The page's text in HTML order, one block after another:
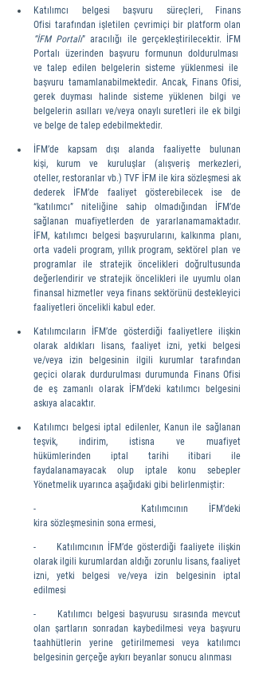
Katılımcı belgesi başvuru süreçleri, Finans
“İFM Portalı” aracılığı ile gerçekleştirilecektir. İFM
Portalı üzerinden başvuru formunun doldurulması
ve  talep  edilen  belgelerin  sisteme  yüklenmesi  ile
başvuru tamamlanabilmektedir. Ancak, Finans Ofisi,
gerek duyması halinde sisteme yüklenen bilgi ve
belgelerin asılları ve/veya onaylı suretleri ile ek bilgi
ve belge de talep edebilmektedir.
İFM’de kapsam dışı alanda faaliyette bulunan
kişi, kurum ve kuruluşlar (alışveriş merkezleri,
oteller, restoranlar vb.) TVF İFM ile kira sözleşmesi ak
dederek İFM’de faaliyet gösterebilecek ise de
“katılımcı” niteliğine sahip olmadığından İFM’de
sağlanan muafiyetlerden de yararlanamamaktadır.
İFM, katılımcı belgesi başvurularını, kalkınma planı,
orta vadeli program, yıllık program, sektörel plan ve
programlar ile stratejik öncelikleri doğrultusunda
değerlendirir ve stratejik öncelikleri ile uyumlu olan
finansal hizmetler veya finans sektörünü destekleyici
faaliyetleri öncelikli kabul eder.
Katılımcıların İFM’de gösterdiği faaliyetlere ilişkin
olarak aldıkları lisans, faaliyet izni, yetki belgesi
ve/veya izin belgesinin ilgili kurumlar tarafından
geçici olarak durdurulması durumunda Finans Ofisi
de eş zamanlı olarak İFM’deki katılımcı belgesini
askıya alacaktır.
Katılımcı belgesi iptal edilenler, Kanun ile sağlanan
teşvik, indirim, istisna ve muafiyet
hükümlerinden iptal tarihi itibari ile
faydalanamayacak olup iptale konu sebepler
Yönetmelik uyarınca aşağıdaki gibi belirlenmiştir:
-     Katılımcının İFM’deki
kira sözleşmesinin sona ermesi,
-     Katılımcının İFM’de gösterdiği faaliyete ilişkin
olarak ilgili kurumlardan aldığı zorunlu lisans, faaliyet
izni, yetki belgesi ve/veya izin belgesinin iptal
edilmesi
-     Katılımcı belgesi başvurusu sırasında mevcut
olan şartların sonradan kaybedilmesi veya başvuru
taahhütlerin yerine getirilmemesi veya katılımcı
belgesinin gerçeğe aykırı beyanlar sonucu alınması